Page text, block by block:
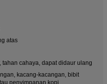
atas
tahan cahaya, dapat didaur ulang
kacang-kacangan, bibit
penyimpanan kopi